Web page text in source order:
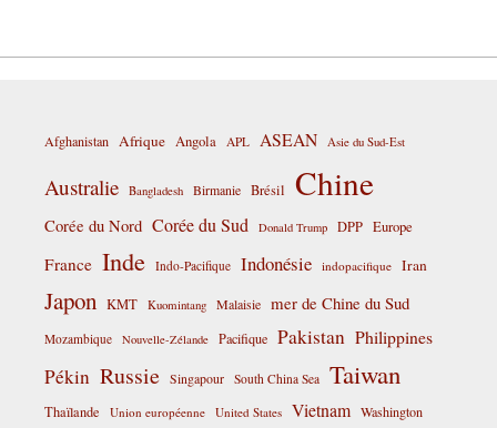
Afghanistan Afrique Angola APL ASEAN Asie du Sud-Est
Australie Bangladesh Birmanie Brésil Chine
Corée du Nord Corée du Sud Donald Trump DPP Europe
France Inde Indo-Pacifique Indonésie indopacifique Iran
Japon KMT Kuomintang Malaisie mer de Chine du Sud
Mozambique Nouvelle-Zélande Pacifique Pakistan Philippines
Pékin Russie Singapour South China Sea Taiwan
Thaïlande Union européenne United States Vietnam Washington